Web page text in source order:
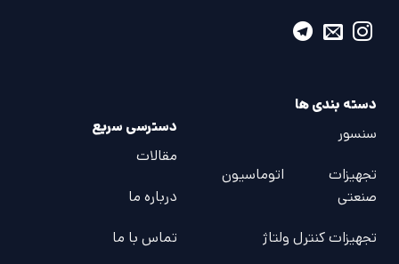
دسته بندی ها
سنسور
تجهیزات اتوماسیون
صنعتی
تجهیزات کنترل ولتاژ
دسترسی سریع
مقالات
درباره ما
تماس با ما